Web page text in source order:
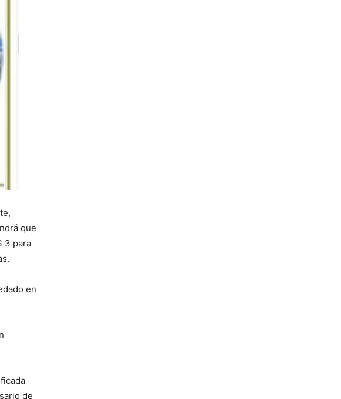
que
3 para
en
de